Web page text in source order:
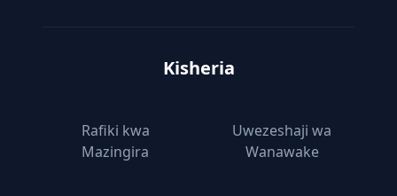
Kisheria
Rafiki kwa
Mazingira
Uwezeshaji wa
Wanawake